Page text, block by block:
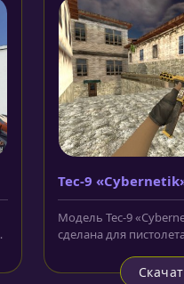
Tec-9
Модель Tec-9
сделана для